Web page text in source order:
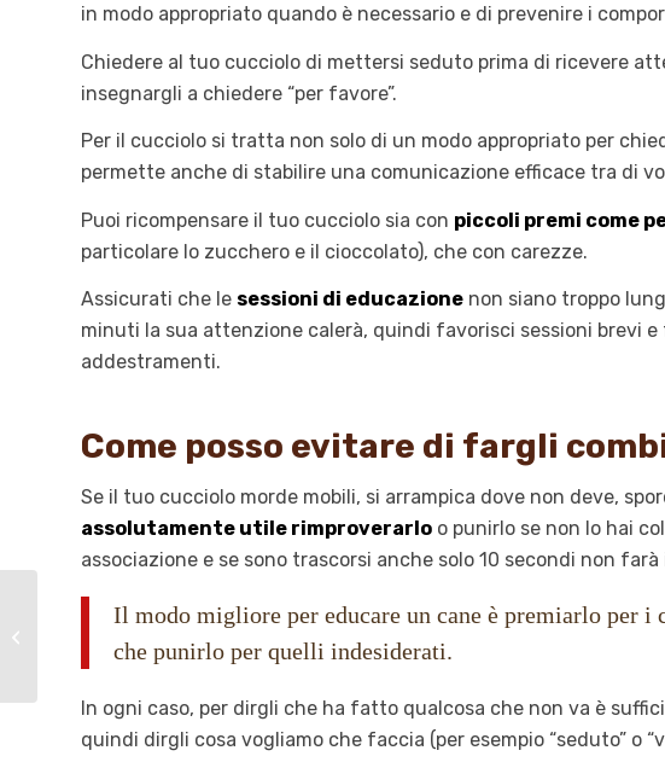
in modo appropriato quando è necessario e di prevenire i
Chiedere al tuo cucciolo di mettersi seduto prima di ricevere
insegnargli a chiedere “per favore”.
Per il cucciolo si tratta non solo di un modo appropriato per
permette anche di stabilire una comunicazione efficace tra di
Puoi ricompensare il tuo cucciolo sia con piccoli premi come
particolare lo zucchero e il cioccolato), che con carezze.
Assicurati che le sessioni di educazione non siano troppo
minuti la sua attenzione calerà, quindi favorisci sessioni brevi
addestramenti.
Come posso evitare di fargli
Se il tuo cucciolo morde mobili, si arrampica dove non deve,
assolutamente utile rimproverarlo o punirlo se non lo hai
associazione e se sono trascorsi anche solo 10 secondi non
Il modo migliore per educare un cane è premiarlo per i
che punirlo per quelli indesiderati.
In ogni caso, per dirgli che ha fatto qualcosa che non va è
quindi dirgli cosa vogliamo che faccia (per esempio “seduto” o
La cataratta nel
sintomi e cure